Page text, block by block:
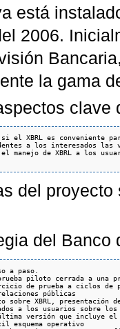
está
2006.
la gama
clave
si el XBRL es conveniente
a los interesados las
manejo de XBRL a los
del
del Banco
a paso.
prueba piloto cerrada a una
de prueba a ciclos de
públicas
sobre XBRL, presentación
a los usuarios sobre los
versión que incluye el
esquema operativo